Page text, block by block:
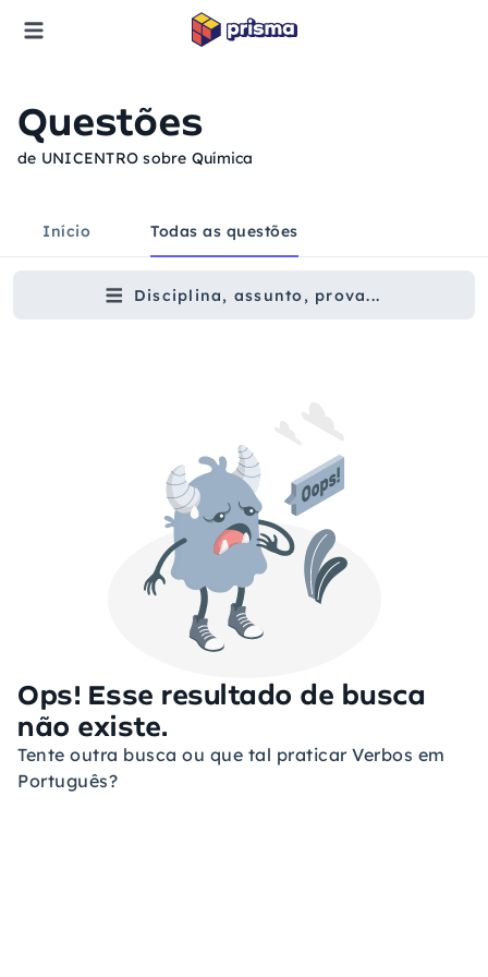
Questões
de UNICENTRO sobre Química
Início Todas as questões
Disciplina, assunto, prova...
Ops! Esse resultado de busca
não existe.
Tente outra busca ou que tal praticar Verbos em
Português?